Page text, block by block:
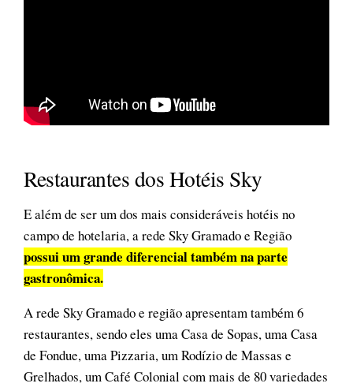
Restaurantes dos Hotéis Sky
E além de ser um dos mais consideráveis hotéis no
campo de hotelaria, a rede Sky Gramado e Região
possui um grande diferencial também na parte
gastronômica.
A rede Sky Gramado e região apresentam também 6
restaurantes, sendo eles uma Casa de Sopas, uma Casa
de Fondue, uma Pizzaria, um Rodízio de Massas e
Grelhados, um Café Colonial com mais de 80 variedades